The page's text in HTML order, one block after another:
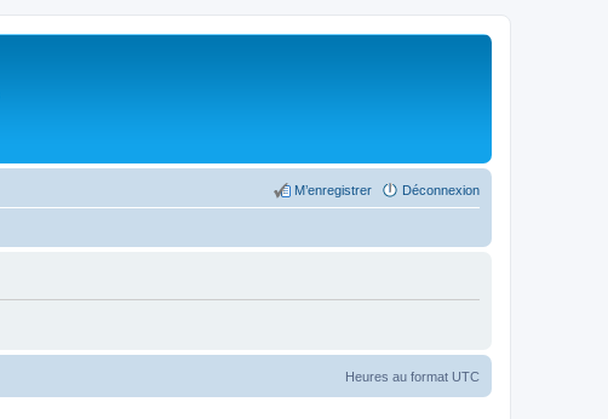
Déconnexion
M’enregistrer
Heures au format UTC